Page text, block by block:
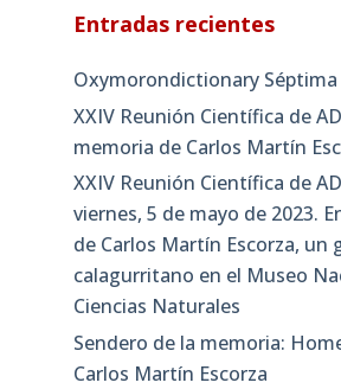
Entradas recientes
Oxymorondictionary
XXIV Reunión Científica de
memoria de Carlos Martín
XXIV Reunión Científica de
viernes, 5 de mayo de 2023.
de Carlos Martín Escorza, un
calagurritano en el Museo
Ciencias Naturales
Sendero de la memoria:
Carlos Martín Escorza